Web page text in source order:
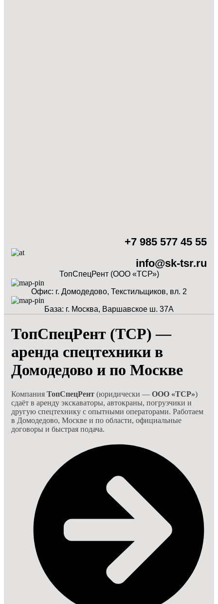
+7 985 577 45 55
info@sk-tsr.ru
ТопСпецРент (ООО «ТСР»)
Офис: г. Домодедово, Текстильщиков, вл. 2
База: г. Москва, Варшавское ш. 37А
ТопСпецРент (ТСР) —
аренда спецтехники в
Домодедово и по Москве
Компания ТопСпецРент (юридически — ООО «ТСР»)
сдаёт в аренду экскаваторы, автокраны, погрузчики и
другую спецтехнику с опытными операторами. Работаем
в Домодедово, Москве и по области, официальные
договоры и быстрая подача.